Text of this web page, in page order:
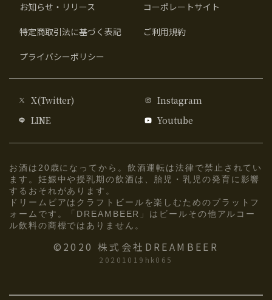
お知らせ・リリース コーポレートサイト
特定商取引法に基づく表記 ご利用規約
プライバシーポリシー
X(Twitter)
Instagram
LINE
Youtube
お酒は20歳になってから。飲酒運転は法律で禁止されてい
ます。妊娠中や授乳期の飲酒は、胎児・乳児の発育に影響
するおそれがあります。
ドリームビアはクラフトビールを楽しむためのプラットフ
ォームです。「DREAMBEER」はビールその他アルコー
ル飲料の商標ではありません。
20201019hk065
©2020 株式会社DREAMBEER